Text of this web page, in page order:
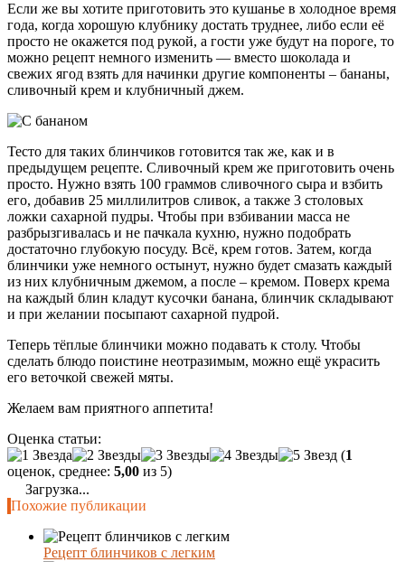
Если же вы хотите приготовить это кушанье в холодное время
года, когда хорошую клубнику достать труднее, либо если её
просто не окажется под рукой, а гости уже будут на пороге, то
можно рецепт немного изменить — вместо шоколада и
свежих ягод взять для начинки другие компоненты – бананы,
сливочный крем и клубничный джем.
Тесто для таких блинчиков готовится так же, как и в
предыдущем рецепте. Сливочный крем же приготовить очень
просто. Нужно взять 100 граммов сливочного сыра и взбить
его, добавив 25 миллилитров сливок, а также 3 столовых
ложки сахарной пудры. Чтобы при взбивании масса не
разбрызгивалась и не пачкала кухню, нужно подобрать
достаточно глубокую посуду. Всё, крем готов. Затем, когда
блинчики уже немного остынут, нужно будет смазать каждый
из них клубничным джемом, а после – кремом. Поверх крема
на каждый блин кладут кусочки банана, блинчик складывают
и при желании посыпают сахарной пудрой.
Теперь тёплые блинчики можно подавать к столу. Чтобы
сделать блюдо поистине неотразимым, можно ещё украсить
его веточкой свежей мяты.
Желаем вам приятного аппетита!
Оценка статьи:
(1
оценок, среднее: 5,00 из 5)
Загрузка...
Похожие публикации
Рецепт блинчиков с легким